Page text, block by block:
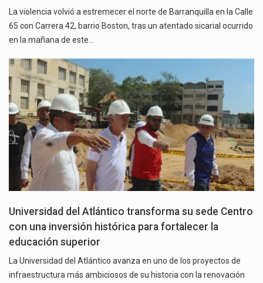
La violencia volvió a estremecer el norte de Barranquilla en la Calle
65 con Carrera 42, barrio Boston, tras un atentado sicarial ocurrido
en la mañana de este…
Universidad del Atlántico transforma su sede Centro
con una inversión histórica para fortalecer la
educación superior
La Universidad del Atlántico avanza en uno de los proyectos de
infraestructura más ambiciosos de su historia con la renovación